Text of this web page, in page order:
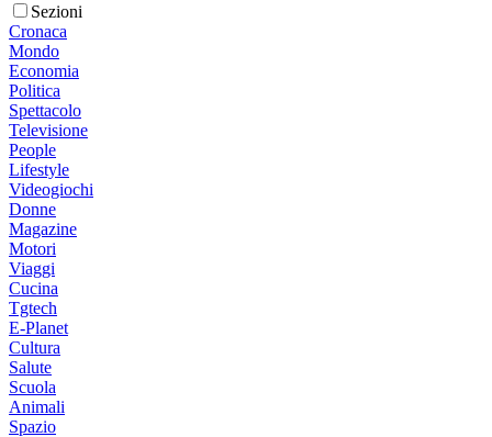
Sezioni
Cronaca
Mondo
Economia
Politica
Spettacolo
Televisione
People
Lifestyle
Videogiochi
Donne
Magazine
Motori
Viaggi
Cucina
Tgtech
E-Planet
Cultura
Salute
Scuola
Animali
Spazio